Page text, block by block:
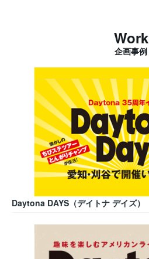
Work
企画事例
Daytona DAYS（デイトナ デイズ）